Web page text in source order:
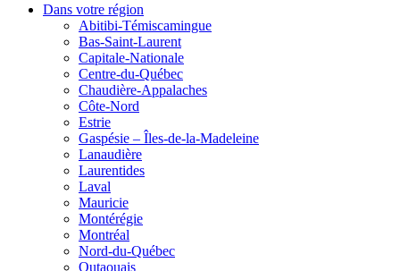
Dans votre région
Abitibi-Témiscamingue
Bas-Saint-Laurent
Capitale-Nationale
Centre-du-Québec
Chaudière-Appalaches
Côte-Nord
Estrie
Gaspésie – Îles-de-la-Madeleine
Lanaudière
Laurentides
Laval
Mauricie
Montérégie
Montréal
Nord-du-Québec
Outaouais